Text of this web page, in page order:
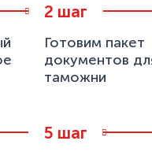
шаг
Готовим пакет
документов
таможни
шаг